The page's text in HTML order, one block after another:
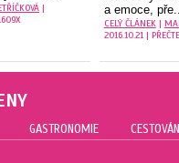
|
a emoce,
CELÝ ČLÁNEK|
2016.10.21 |
GASTRONOMIE